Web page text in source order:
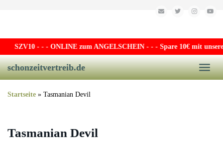
SZV10- - - ONLINE zum ANGELSCHEIN - - - Spare 10€ mit
schonzeitvertreib.de
Startseite » Tasmanian Devil
Tasmanian Devil